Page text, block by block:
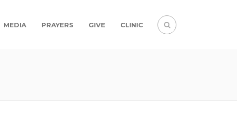
MEDIA PRAYERS GIVE CLINIC